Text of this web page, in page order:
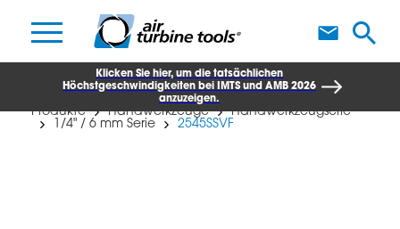
Klicken Sie hier, um die tatsächlichen
Höchstgeschwindigkeiten bei IMTS und AMB 2026
anzuzeigen.
Produkte Handwerkzeuge
Handwerkzeugserie
1/4" / 6 mm Serie
2545SSVF